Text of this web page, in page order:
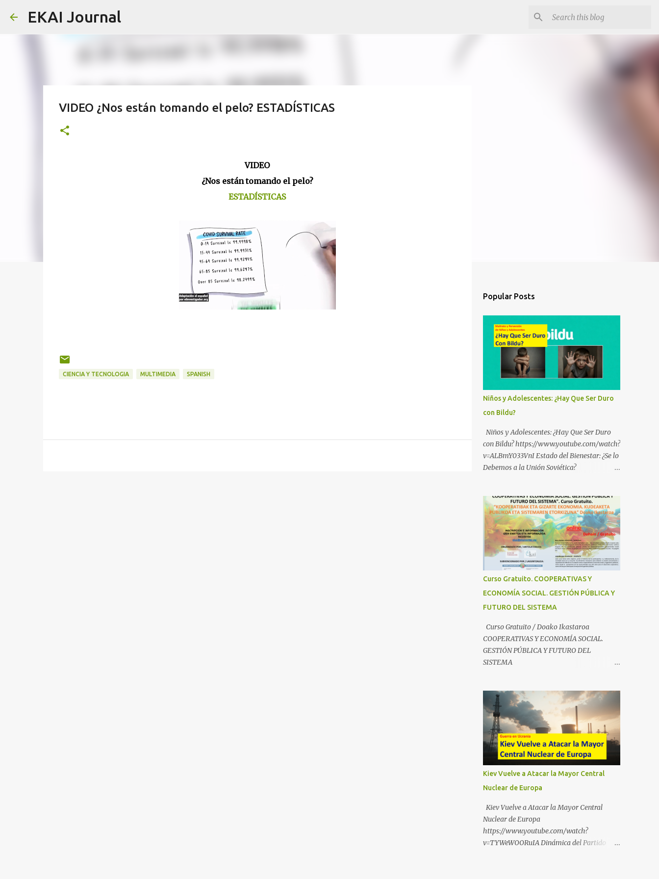
EKAI Journal
VIDEO ¿Nos están tomando el pelo? ESTADÍSTICAS
VIDEO
¿Nos están tomando el pelo?
ESTADÍSTICAS
CIENCIA Y TECNOLOGIA MULTIMEDIA SPANISH
Popular Posts
Niños y Adolescentes: ¿Hay Que Ser Duro
con Bildu?
Niños y Adolescentes: ¿Hay Que Ser Duro
con Bildu? https://www.youtube.com/watch?
v=ALBmY033VnI Estado del Bienestar: ¿Se lo
Debemos a la Unión Soviética?
Cooperativas
https://www.youtube.com/watch?v=ylup-
4KPu5w Capitalismo Inclusivo y Cuarta
Revolución Industrial
https://www.youtube.com/shorts/dGKjgqEv
RHk ¿Conoces los nuevos canales de
BABESTU? Si quieres hacer algo, o
adolescentes vascos frente a abusos y
manipulaciones: BABESTUren kanal berriak
nerabeak abusu eta manipulazioetatik
babesteko zerbait egin nahi baduzu, edo
ideiak partekatu nahi badituzu: Telegram :
https://t.me/babestu_proteger WhatsApp :
6k0LKZJWzQyoE1T SÍGUENOS EN
YOUTUBE:
https://www.youtube.com/@ekaicenter?
sub_confirmation=1
Curso Gratuito. COOPERATIVAS Y
ECONOMÍA SOCIAL. GESTIÓN PÚBLICA Y
FUTURO DEL SISTEMA
Curso Gratuito / Doako Ikastaroa
COOPERATIVAS Y ECONOMÍA SOCIAL.
GESTIÓN PÚBLICA Y FUTURO DEL
SISTEMA
usp=sharing
Kiev Vuelve a Atacar la Mayor Central
Nuclear de Europa
Kiev Vuelve a Atacar la Mayor Central
Nuclear de Europa
https://www.youtube.com/watch?
v=TYWeWOORuIA Dinámica del Partido